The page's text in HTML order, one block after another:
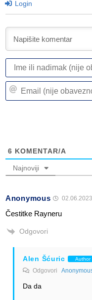
Login
6 KOMENTAR/A
Najnoviji
Anonymous
Čestitke Rayneru
Odgovori
Alen Šćuric Author
Odgovori
Da da